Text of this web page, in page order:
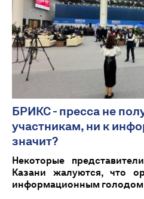
БРИКС - пресса не
участникам, ни к
значит?
Некоторые
Казани жалуются, что
информационным